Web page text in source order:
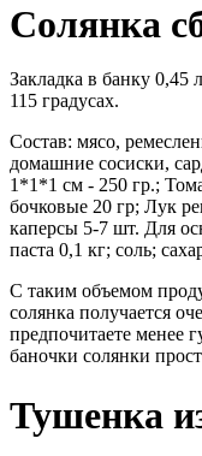
Солянка
Закладка в банку 0,45
115 градусах.
Состав: мясо,
домашние сосиски,
1*1*1 см - 250 гр.;
бочковые 20 гр; Лук
каперсы 5-7 шт. Для
паста 0,1 кг; соль;
С таким объемом
солянка получается
предпочитаете менее
баночки солянки
Тушенка